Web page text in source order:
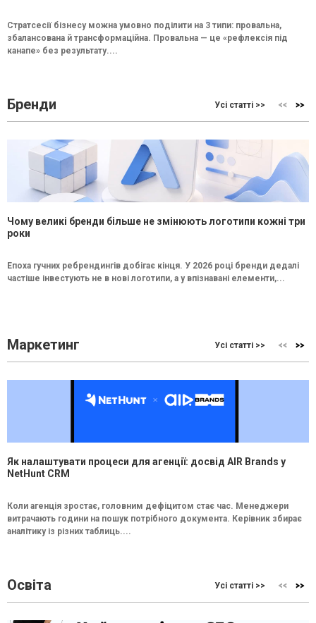
Стратсесії бізнесу можна умовно поділити на 3 типи: провальна,
збалансована й трансформаційна. Провальна — це «рефлексія під
канапе» без результату....
Бренди Усі статті >>
Чому великі бренди більше не змінюють логотипи кожні три
роки
Епоха гучних ребрендингів добігає кінця. У 2026 році бренди дедалі
частіше інвестують не в нові логотипи, а у впізнавані елементи,...
Маркетинг Усі статті >>
Як налаштувати процеси для агенції: досвід AIR Brands у
NetHunt CRM
Коли агенція зростає, головним дефіцитом стає час. Менеджери
витрачають години на пошук потрібного документа. Керівник збирає
аналітику із різних таблиць....
Освіта Усі статті >>